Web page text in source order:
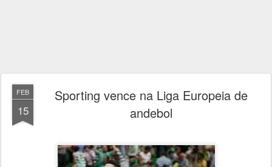
FEB
15
Sporting vence na Liga Europeia de
andebol